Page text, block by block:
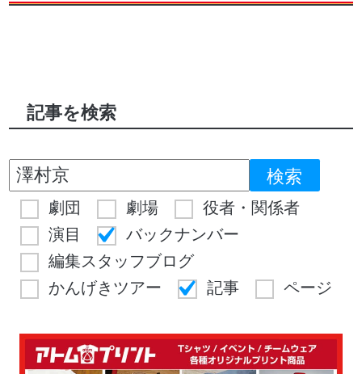
記事を検索
劇団 劇場
役者・関係者
演目
バックナンバー
編集スタッフブログ
かんげきツアー
記事 ページ